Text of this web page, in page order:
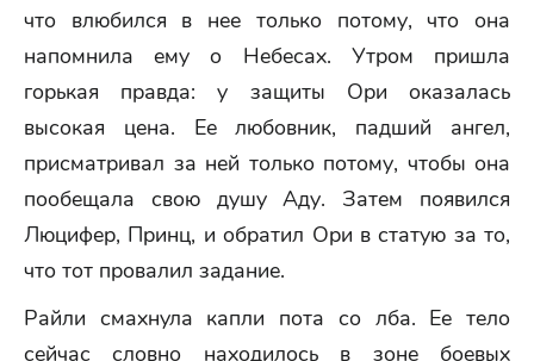
что влюбился в нее только потому, что она
напомнила ему о Небесах. Утром пришла
горькая правда: у защиты Ори оказалась
высокая цена. Ее любовник, падший ангел,
присматривал за ней только потому, чтобы она
пообещала свою душу Аду. Затем появился
Люцифер, Принц, и обратил Ори в статую за то,
что тот провалил задание.
Райли смахнула капли пота со лба. Ее тело
сейчас словно находилось в зоне боевых